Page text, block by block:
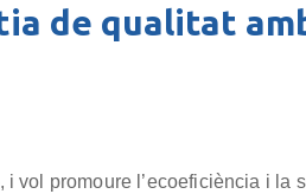
de qualitat
, i vol promoure l’ecoeficiència i la